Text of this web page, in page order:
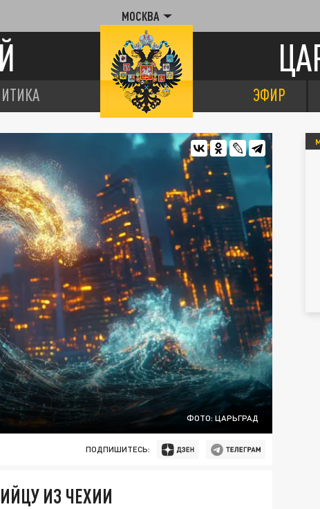
МОСКВА
ЭФИР
ФОТО: ЦАРЬГРАД
ПОДПИШИТЕСЬ:
ИЗ ЧЕХИИ